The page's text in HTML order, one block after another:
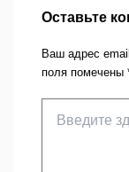
Оставьте
Ваш адрес
поля помечены
здесь...